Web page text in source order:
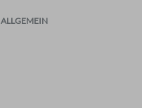
ALLGEMEIN